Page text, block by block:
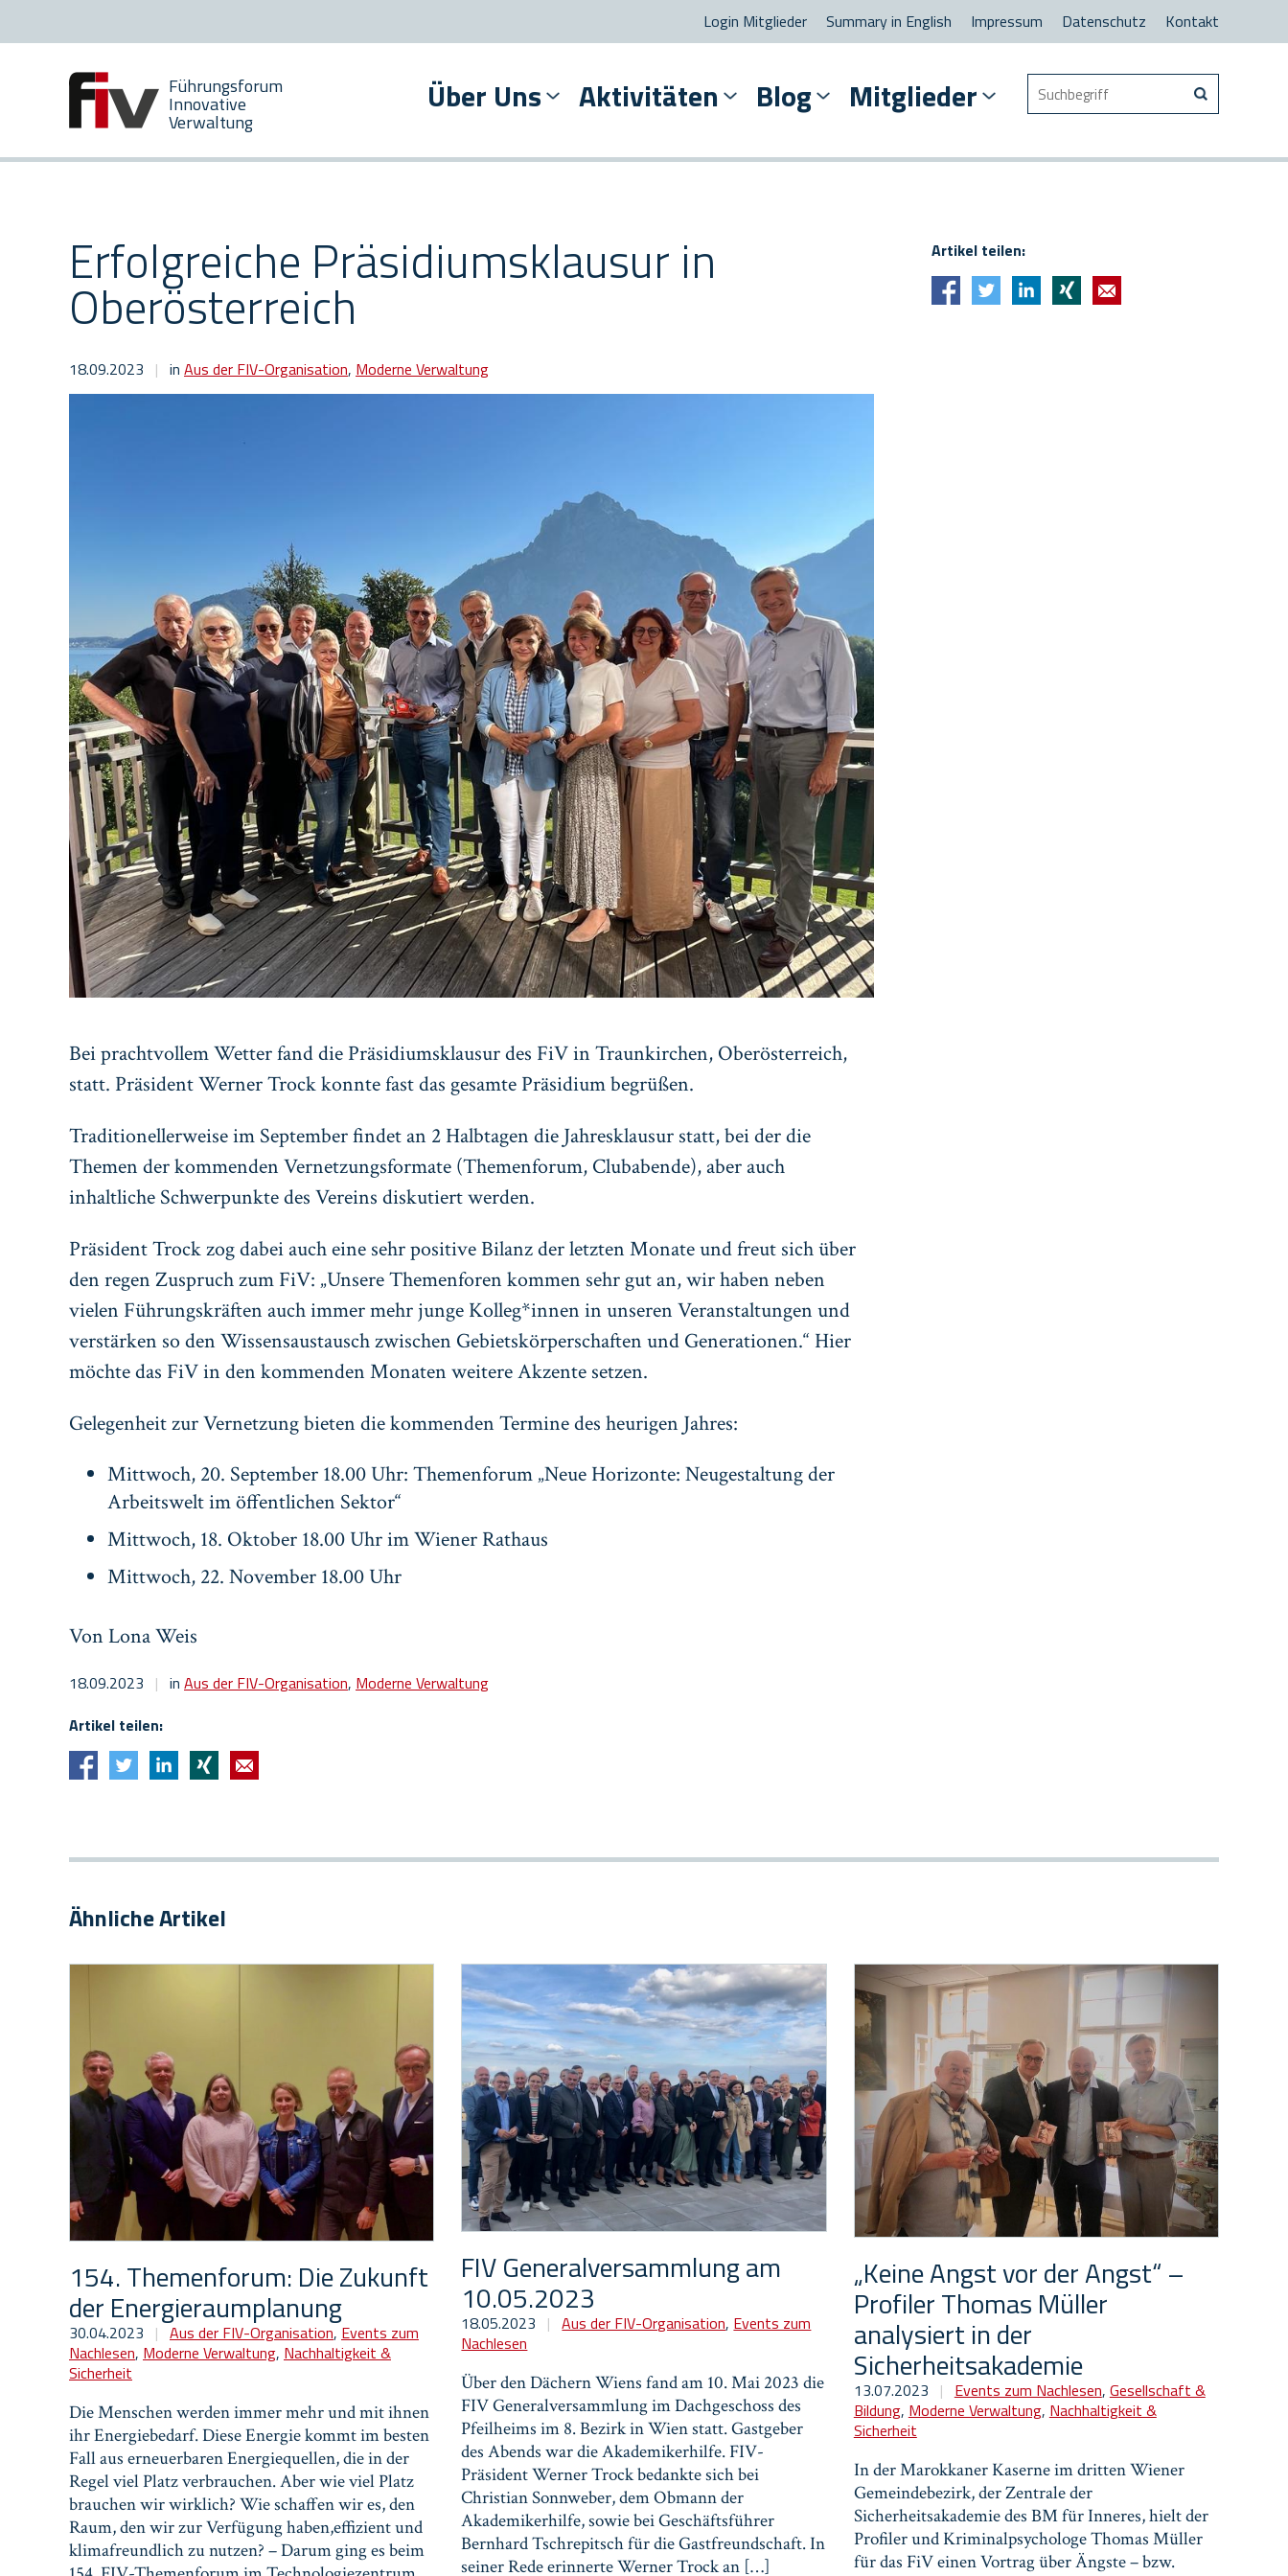
Login Mitglieder Summary in English Impressum Datenschutz Kontakt
Führungsforum
Innovative
Verwaltung
Suchen
nach
Über Uns Aktivitäten Blog Mitglieder
Erfolgreiche Präsidiumsklausur in
Oberösterreich
18.09.2023 | in Aus der FIV-Organisation, Moderne Verwaltung
Bei prachtvollem Wetter fand die Präsidiumsklausur des FiV in Traunkirchen, Oberösterreich,
statt. Präsident Werner Trock konnte fast das gesamte Präsidium begrüßen.
Traditionellerweise im September findet an 2 Halbtagen die Jahresklausur statt, bei der die
Themen der kommenden Vernetzungsformate (Themenforum, Clubabende), aber auch
inhaltliche Schwerpunkte des Vereins diskutiert werden.
Präsident Trock zog dabei auch eine sehr positive Bilanz der letzten Monate und freut sich über
den regen Zuspruch zum FiV: „Unsere Themenforen kommen sehr gut an, wir haben neben
vielen Führungskräften auch immer mehr junge Kolleg*innen in unseren Veranstaltungen und
verstärken so den Wissensaustausch zwischen Gebietskörperschaften und Generationen.“ Hier
möchte das FiV in den kommenden Monaten weitere Akzente setzen.
Gelegenheit zur Vernetzung bieten die kommenden Termine des heurigen Jahres:
Mittwoch, 20. September 18.00 Uhr: Themenforum „Neue Horizonte: Neugestaltung der
Arbeitswelt im öffentlichen Sektor“
Mittwoch, 18. Oktober 18.00 Uhr im Wiener Rathaus
Mittwoch, 22. November 18.00 Uhr
Von Lona Weis
18.09.2023 | in Aus der FIV-Organisation, Moderne Verwaltung
Artikel teilen:
Artikel teilen:
Ähnliche Artikel
154. Themenforum: Die Zukunft
der Energieraumplanung
30.04.2023 | Aus der FIV-Organisation, Events zum
Nachlesen, Moderne Verwaltung, Nachhaltigkeit &
Sicherheit
Die Menschen werden immer mehr und mit ihnen
ihr Energiebedarf. Diese Energie kommt im besten
Fall aus erneuerbaren Energiequellen, die in der
Regel viel Platz verbrauchen. Aber wie viel Platz
brauchen wir wirklich? Wie schaffen wir es, den
Raum, den wir zur Verfügung haben,effizient und
klimafreundlich zu nutzen? – Darum ging es beim
FIV Generalversammlung am
10.05.2023
18.05.2023 | Aus der FIV-Organisation, Events zum
Nachlesen
Über den Dächern Wiens fand am 10. Mai 2023 die
FIV Generalversammlung im Dachgeschoss des
Pfeilheims im 8. Bezirk in Wien statt. Gastgeber
des Abends war die Akademikerhilfe. FIV-
Präsident Werner Trock bedankte sich bei
Christian Sonnweber, dem Obmann der
Akademikerhilfe, sowie bei Geschäftsführer
Bernhard Tschrepitsch für die Gastfreundschaft. In
seiner Rede erinnerte Werner Trock an […]
„Keine Angst vor der Angst“ –
Profiler Thomas Müller
analysiert in der
Sicherheitsakademie
13.07.2023 | Events zum Nachlesen, Gesellschaft &
Bildung, Moderne Verwaltung, Nachhaltigkeit &
Sicherheit
In der Marokkaner Kaserne im dritten Wiener
Gemeindebezirk, der Zentrale der
Sicherheitsakademie des BM für Inneres, hielt der
Profiler und Kriminalpsychologe Thomas Müller
für das FiV einen Vortrag über Ängste – bzw.